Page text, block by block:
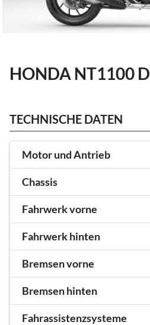
HONDA NT1100
TECHNISCHE DATEN
Motor und Antrieb
Chassis
Fahrwerk vorne
Fahrwerk hinten
Bremsen vorne
Bremsen hinten
Fahrassistenzsysteme